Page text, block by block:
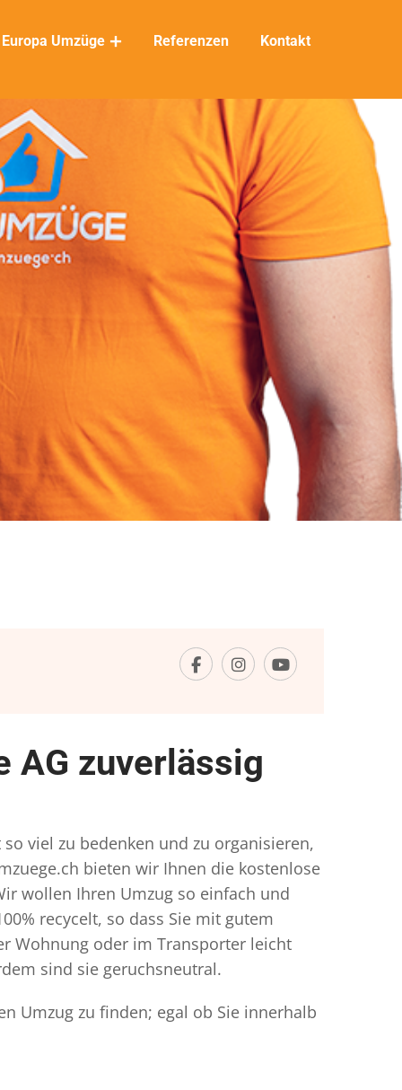
Europa Umzüge Referenzen Kontakt
AG zuverlässig
viel zu bedenken und zu organisieren,
bieten wir Ihnen die kostenlose
wollen Ihren Umzug so einfach und
recycelt, so dass Sie mit gutem
Wohnung oder im Transporter leicht
sind sie geruchsneutral.
Umzug zu finden; egal ob Sie innerhalb